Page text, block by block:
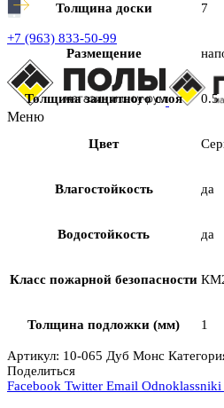
+7 (963) 833-50-99
Меню
Толщина доски 7
Размещение
Толщина защитного слоя 0.5
Цвет
Влагостойкость да
Водостойкость да
Класс пожарной безопасности
Толщина подложки (мм) 1
Артикул: 10-065 Дуб Монс
Поделиться
Facebook Twitter Email Odnoklassniki